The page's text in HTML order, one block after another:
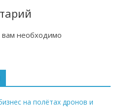
вам необходимо
на полётах дронов и